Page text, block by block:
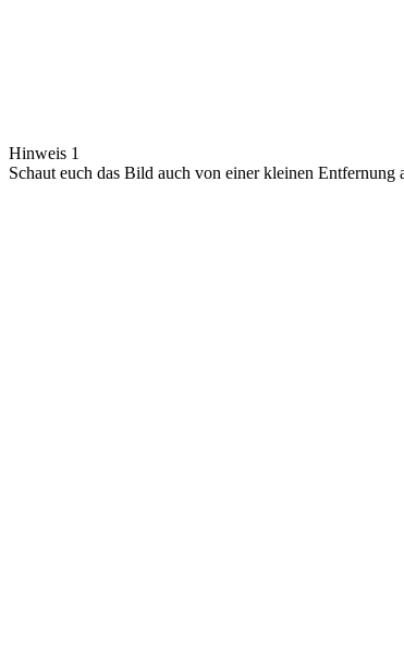
Hinweis 1
Schaut euch das Bild auch von einer kleinen